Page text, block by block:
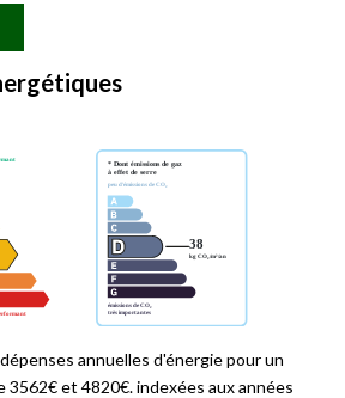
annuelles d'énergie pour un
3562€ et 4820€. indexées aux années